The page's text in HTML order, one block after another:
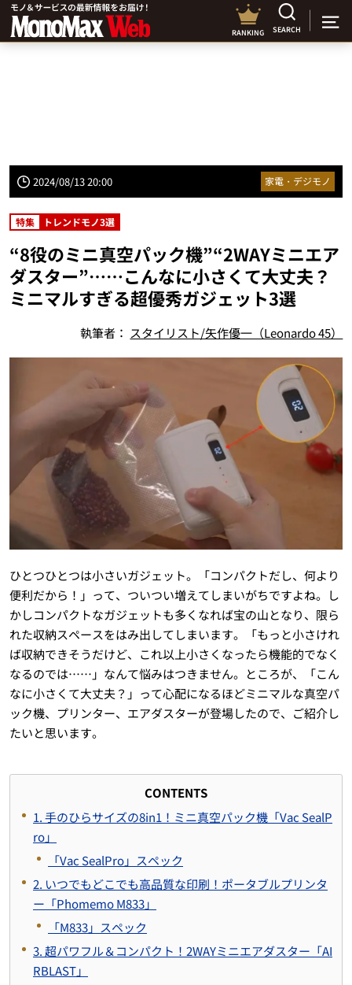
RANKING SEARCH
2024/08/13 20:00 家電・デジモノ
特集 トレンドモノ3選
“8役のミニ真空パック機”“2WAYミニエア
ダスター”……こんなに小さくて大丈夫？
ミニマルすぎる超優秀ガジェット3選
執筆者： スタイリスト/矢作優一（Leonardo 45）
ひとつひとつは小さいガジェット。「コンパクトだし、何より
便利だから！」って、ついつい増えてしまいがちですよね。し
かしコンパクトなガジェットも多くなれば宝の山となり、限ら
れた収納スペースをはみ出してしまいます。「もっと小さけれ
ば収納できそうだけど、これ以上小さくなったら機能的でなく
なるのでは……」なんて悩みはつきません。ところが、「こん
なに小さくて大丈夫？」って心配になるほどミニマルな真空パ
ック機、プリンター、エアダスターが登場したので、ご紹介し
たいと思います。
CONTENTS
1. 手のひらサイズの8in1！ミニ真空パック機「Vac SealP
ro」
「Vac SealPro」スペック
2. いつでもどこでも高品質な印刷！ポータブルプリンタ
ー「Phomemo M833」
「M833」スペック
3. 超パワフル＆コンパクト！2WAYミニエアダスター「AI
RBLAST」